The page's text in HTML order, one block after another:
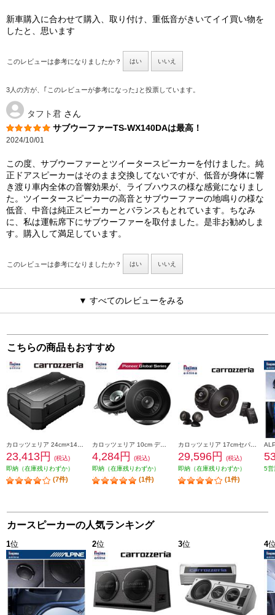
新車購入に合わせて購入、取り付け、重低音がきいてイイ買い物を
したと、思います
このレビューは参考になりましたか？ はい いいえ
3人の方が、｢このレビューが参考になった｣と投票しています。
タフト君 さん
サブウーファーTS-WX140DAは最高！
2024/10/01
この度、サブウーファーとツイータースピーカーを付けました。純
正ドアスピーカーはそのまま交換してないですが、低音が身体に響
き渡り車内全体の音響効果が、ライブハウスの様な感覚になりまし
た。ツイータースピーカーの高音とサブウーファーの地鳴りの様な
低音、中音は純正スピーカーとバランスもとれています。ちなみ
に、私は運転席下にサブウーファーを取付ました。是非お勧めしま
す。購入して満足しています。
このレビューは参考になりましたか？ はい いいえ
▼ すべてのレビューをみる
こちらの商品もおすすめ
23,413円
(税込)
即納（在庫残りわずか）
(7件)
カロッツェリア 10cm デュアルコーンスピーカー TS-G1010F
4,284円
(税込)
即納（在庫残りわずか）
(1件)
29,596円
(税込)
即納（在庫残りわずか）
(1件)
5営
カースピーカーの人気ランキング
1位 2位 3位 4